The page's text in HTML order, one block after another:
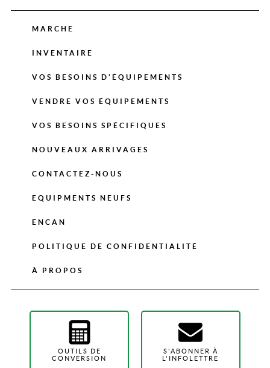
MARCHE
INVENTAIRE
VOS BESOINS D'ÉQUIPEMENTS
VENDRE VOS ÉQUIPEMENTS
VOS BESOINS SPÉCIFIQUES
NOUVEAUX ARRIVAGES
CONTACTEZ-NOUS
EQUIPMENTS NEUFS
ENCAN
POLITIQUE DE CONFIDENTIALITÉ
À PROPOS
OUTILS DE
CONVERSION
S'ABONNER À
L'INFOLETTRE